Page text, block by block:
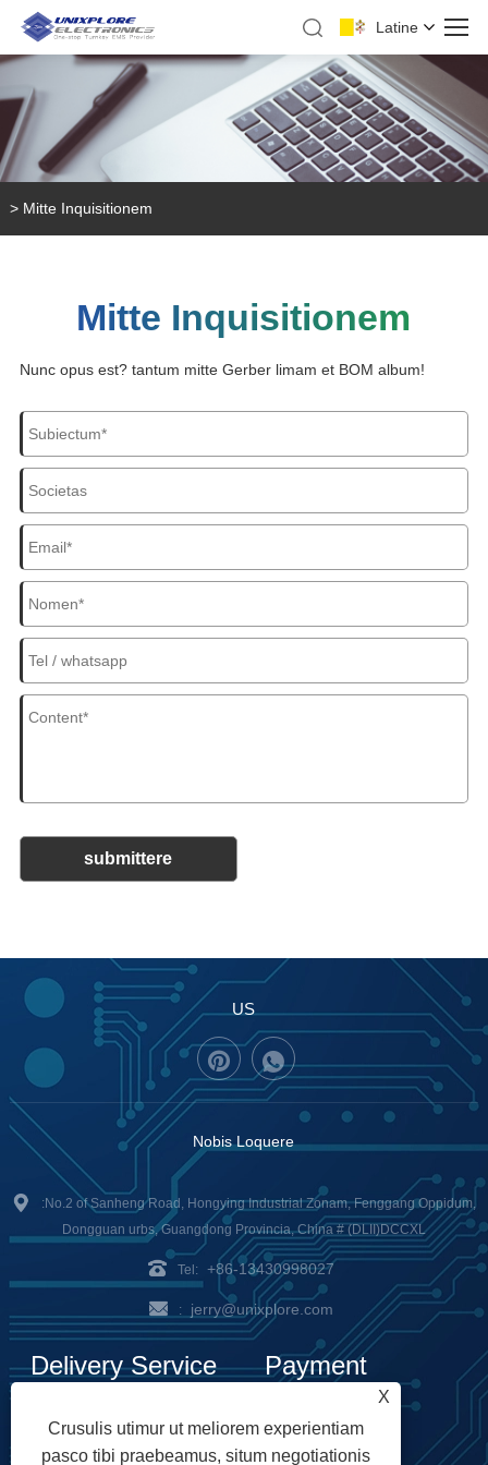
Latine
> Mitte Inquisitionem
Mitte Inquisitionem
Nunc opus est? tantum mitte Gerber limam et BOM album!
submittere
US
Nobis Loquere
:No.2 of Sanheng Road, Hongying Industrial Zonam, Fenggang Oppidum,
Dongguan urbs, Guangdong Provincia, China # (DLII)DCCXL
Tel: +86-13430998027
: jerry@unixplore.com
Delivery Service
Payment
Options
X
Crusulis utimur ut meliorem experientiam
pasco tibi praebeamus, situm negotiationis